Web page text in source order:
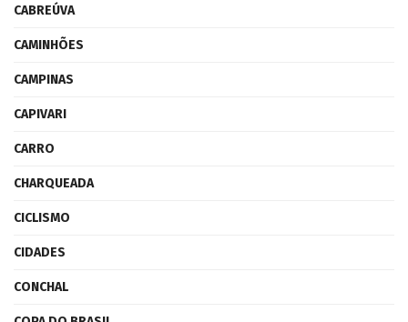
CABREÚVA
CAMINHÕES
CAMPINAS
CAPIVARI
CARRO
CHARQUEADA
CICLISMO
CIDADES
CONCHAL